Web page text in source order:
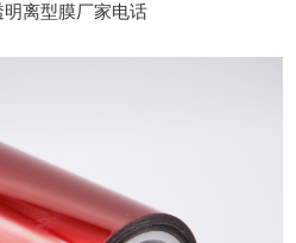
离型膜厂家电话